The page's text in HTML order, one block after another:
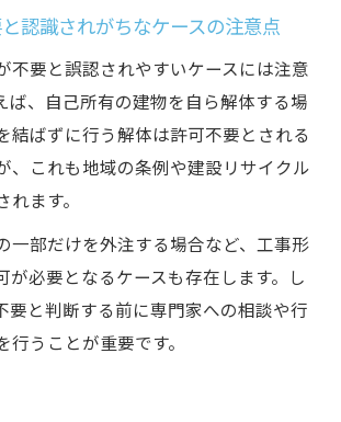
認識されがちなケースの注意点
不要と誤認されやすいケースには注意
ば、自己所有の建物を自ら解体する場
結ばずに行う解体は許可不要とされる
、これも地域の条例や建設リサイクル
ます。
一部だけを外注する場合など、工事形
が必要となるケースも存在します。し
要と判断する前に専門家への相談や行
うことが重要です。